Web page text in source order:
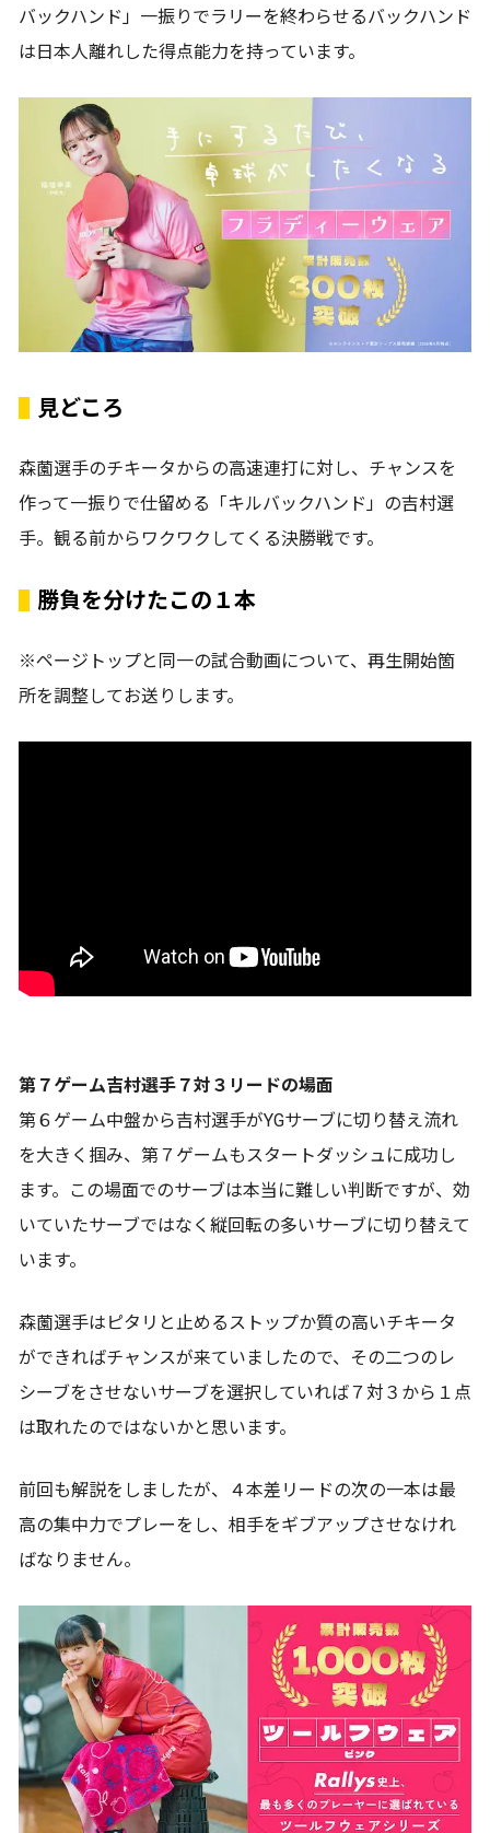
バックハンド」一振りでラリーを終わらせるバックハンド
は日本人離れした得点能力を持っています。
見どころ
森薗選手のチキータからの高速連打に対し、チャンスを
作って一振りで仕留める「キルバックハンド」の吉村選
手。観る前からワクワクしてくる決勝戦です。
勝負を分けたこの１本
※ページトップと同一の試合動画について、再生開始箇
所を調整してお送りします。
第７ゲーム吉村選手７対３リードの場面
第６ゲーム中盤から吉村選手がYGサーブに切り替え流れ
を大きく掴み、第７ゲームもスタートダッシュに成功し
ます。この場面でのサーブは本当に難しい判断ですが、効
いていたサーブではなく縦回転の多いサーブに切り替えて
います。
森薗選手はピタリと止めるストップか質の高いチキータ
ができればチャンスが来ていましたので、その二つのレ
シーブをさせないサーブを選択していれば７対３から１点
は取れたのではないかと思います。
前回も解説をしましたが、４本差リードの次の一本は最
高の集中力でプレーをし、相手をギブアップさせなけれ
ばなりません。